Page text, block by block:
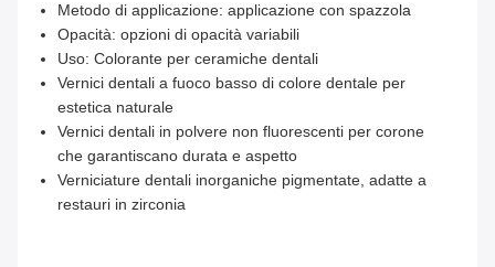
Metodo di applicazione: applicazione con spazzola
Opacità: opzioni di opacità variabili
Uso: Colorante per ceramiche dentali
Vernici dentali a fuoco basso di colore dentale per
estetica naturale
Vernici dentali in polvere non fluorescenti per corone
che garantiscano durata e aspetto
Verniciature dentali inorganiche pigmentate, adatte a
restauri in zirconia